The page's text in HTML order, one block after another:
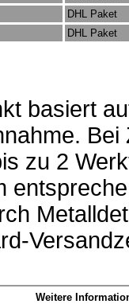
DHL Paket
DHL Paket
basiert
zu 2
Weitere